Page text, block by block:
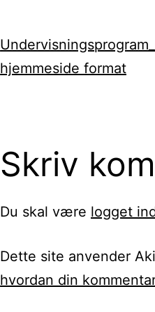
hjemmeside format
Skriv
Du skal være logget
Dette site anvender
hvordan din